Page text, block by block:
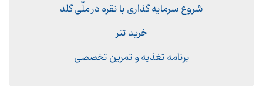
شروع سرمایه گذاری با نقره در ملّی گلد
خرید تتر
برنامه تغذیه و تمرین تخصصی